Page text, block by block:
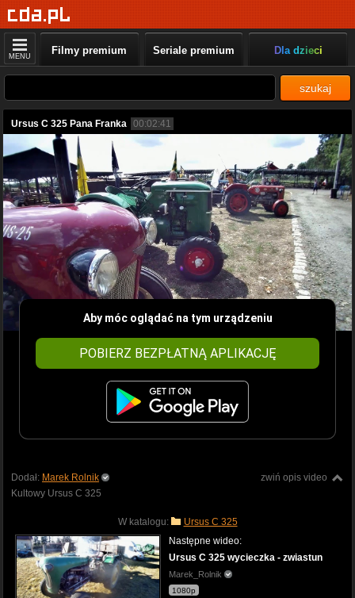
MENU Filmy premium Seriale premium Dla dzieci
szukaj
Ursus C 325 Pana Franka 00:02:41
Aby móc oglądać na tym urządzeniu
POBIERZ BEZPŁATNĄ APLIKACJĘ
zwiń opis video
Dodał: Marek Rolnik
Kultowy Ursus C 325
W katalogu: Ursus C 325
Następne wideo:
Ursus C 325 wycieczka - zwiastun
Marek_Rolnik
1080p